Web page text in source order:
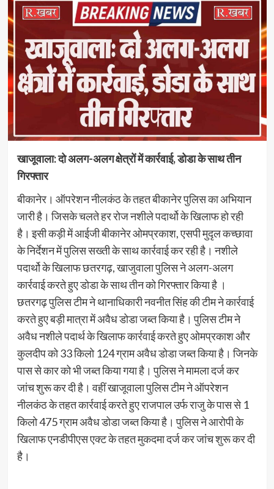
खाजूवाला: दो अलग-अलग क्षेत्रों में कार्रवाई, डोडा के साथ तीन
गिरफ्तार
बीकानेर। ऑपरेशन नीलकंठ के तहत बीकानेर पुलिस का अभियान
जारी है। जिसके चलते हर रोज नशीले पदार्थो के खिलाफ हो रही
है। इसी कड़ी में आईजी बीकानेर ओमप्रकाश, एसपी मुदृल कच्छावा
के निर्देशन में पुलिस सख्ती के साथ कार्रवाई कर रही है। नशीले
पदार्थो के खिलाफ छतरगढ़, खाजुवाला पुलिस ने अलग-अलग
कार्रवाई करते हुए डोडा के साथ तीन को गिरफ्तार किया है ।
छतरगढ़ पुलिस टीम ने थानाधिकारी नवनीत सिंह की टीम ने कार्रवाई
करते हुए बड़ी मात्रा में अवैध डोडा जब्त किया है। पुलिस टीम ने
अवैध नशीले पदार्थ के खिलाफ कार्रवाई करते हुए ओमप्रकाश और
कुलदीप को 33 किलो 124 ग्राम अवैध डोडा जब्त किया है। जिनके
पास से कार को भी जब्त किया गया है। पुलिस ने मामला दर्ज कर
जांच शुरू कर दी है। वहीं खाजूवाला पुलिस टीम ने ऑपरेशन
नीलकंठ के तहत कार्रवाई करते हुए राजपाल उर्फ राजु के पास से 1
किलो 475 ग्राम अवैध डोडा जब्त किया है। पुलिस ने आरोपी के
खिलाफ एनडीपीएस एक्ट के तहत मुकदमा दर्ज कर जांच शुरू कर दी
है।